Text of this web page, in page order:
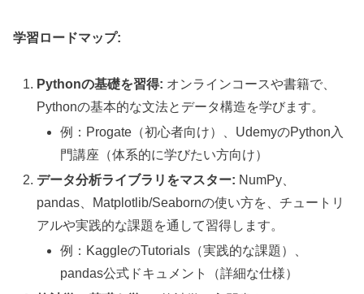
学習ロードマップ:
Pythonの基礎を習得: オンラインコースや書籍で、
Pythonの基本的な文法とデータ構造を学びます。
例：Progate（初心者向け）、UdemyのPython入
門講座（体系的に学びたい方向け）
データ分析ライブラリをマスター: NumPy、
pandas、Matplotlib/Seabornの使い方を、チュートリ
アルや実践的な課題を通して習得します。
例：KaggleのTutorials（実践的な課題）、
pandas公式ドキュメント（詳細な仕様）